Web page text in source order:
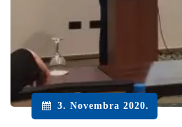
3. Novembra 2020.